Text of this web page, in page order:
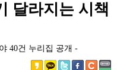
달라지는 시책
40건 누리집 공개 -